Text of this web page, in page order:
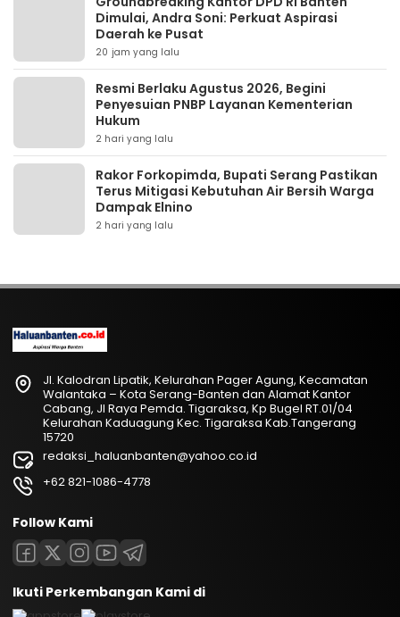
Dimulai, Andra Soni: Perkuat Aspirasi
Daerah ke Pusat
20 jam yang lalu
Resmi Berlaku Agustus 2026, Begini
Penyesuian PNBP Layanan Kementerian
Hukum
2 hari yang lalu
Rakor Forkopimda, Bupati Serang Pastikan
Terus Mitigasi Kebutuhan Air Bersih Warga
Dampak Elnino
2 hari yang lalu
Jl. Kalodran Lipatik, Kelurahan Pager Agung, Kecamatan
Walantaka – Kota Serang-Banten dan Alamat Kantor
Cabang, Jl Raya Pemda. Tigaraksa, Kp Bugel RT.01/04
Kelurahan Kaduagung Kec. Tigaraksa Kab.Tangerang
15720
redaksi_haluanbanten@yahoo.co.id
+62 821-1086-4778
Follow Kami
Ikuti Perkembangan Kami di